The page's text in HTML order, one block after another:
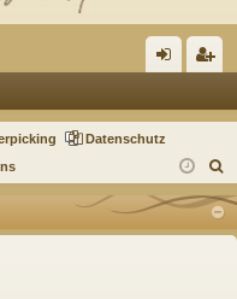
m
de
n
ist
rie
re
n
Datenschutz